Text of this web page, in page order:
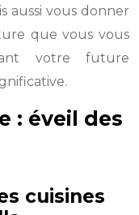
aussi vous donner
que vous vous
votre future
: éveil des
cuisines